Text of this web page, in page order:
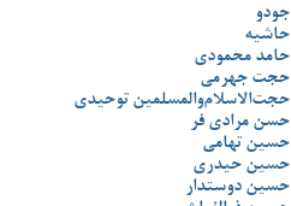
جودو
حاشیه
حامد محمودی
حجت جهرمی
حجت‌الاسلام‌والمسلمین توحیدی
حسن مرادی فر
حسین تهامی
حسین حیدری
حسین دوستدار